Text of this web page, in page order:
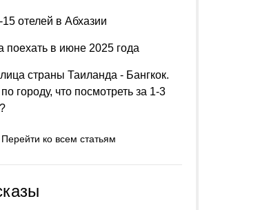
отелей в Абхазии
поехать в июне 2025 года
страны Таиланда - Бангкок.
городу, что посмотреть за 1-3
Перейти ко всем статьям